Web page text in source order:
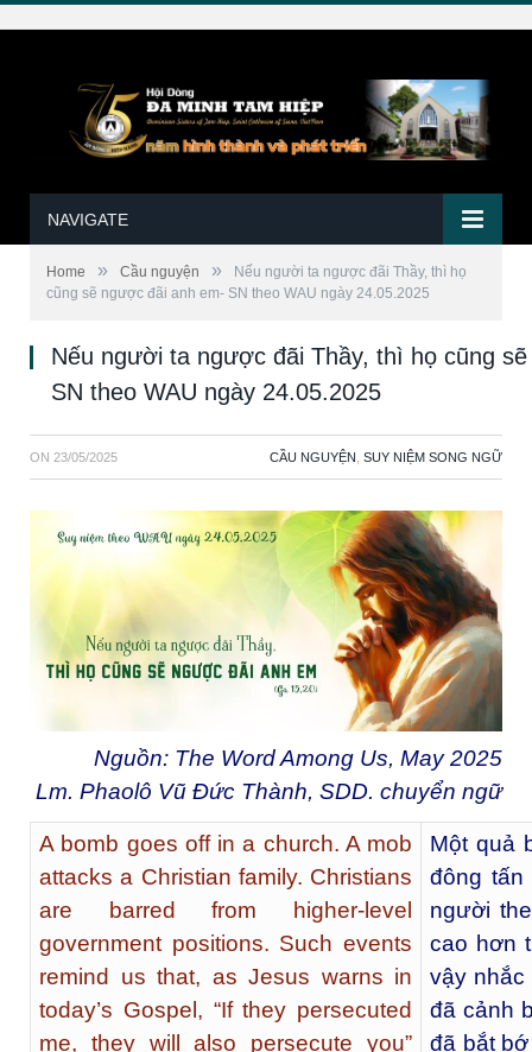
NAVIGATE
Home » Cầu nguyện »
Nếu người ta ngược đãi Thầy, thì họ
cũng sẽ ngược đãi anh em- SN theo WAU ngày 24.05.2025
Nếu người ta ngược đãi Thầy, thì họ cũng
SN theo WAU ngày 24.05.2025
ON 23/05/2025 CẦU NGUYỆN SUY NIỆM SONG NGỮ
Nguồn: The Word Among Us, May 2025
Lm. Phaolô Vũ Đức Thành, SDD. chuyển ngữ
A bomb goes off in a church. A mob
attacks a Christian family. Christians
are barred from higher-level
government positions. Such events
remind us that, as Jesus warns in
today’s Gospel, “If they persecuted
me, they will also persecute you”
Một quả
đông tấn
người
cao hơn
vậy nhắc
đã cảnh
đã bắt